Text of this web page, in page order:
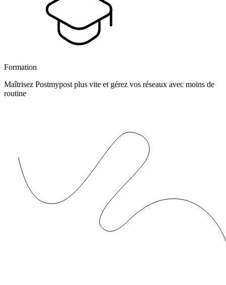
Formation
Maîtrisez Postmypost plus vite et gérez vos réseaux avec moins de
routine